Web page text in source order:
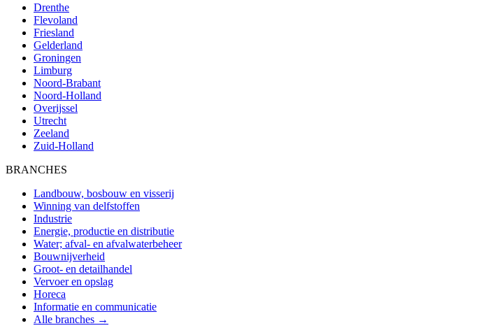
Drenthe
Flevoland
Friesland
Gelderland
Groningen
Limburg
Noord-Brabant
Noord-Holland
Overijssel
Utrecht
Zeeland
Zuid-Holland
BRANCHES
Landbouw, bosbouw en visserij
Winning van delfstoffen
Industrie
Energie, productie en distributie
Water; afval- en afvalwaterbeheer
Bouwnijverheid
Groot- en detailhandel
Vervoer en opslag
Horeca
Informatie en communicatie
Alle branches →